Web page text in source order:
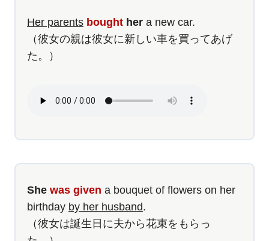
Her parents bought her a new car.
（彼女の親は彼女に新しい車を買ってあげ
た。）
She was given a bouquet of flowers on her
birthday by her husband.
（彼女は誕生日に夫から花束をもらっ